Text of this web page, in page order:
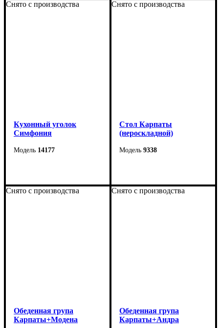
Снято с производства
Кухонный уголок
Симфония
14177
Стол: 90*57*73 см
Снято с производства
Cтол Карпаты
(нероскладной)
9338
Высота: 740 мм
Снято с производства
Обеденная група
Карпаты+Модена
Снято с производства
Обеденная група
Карпаты+Андра